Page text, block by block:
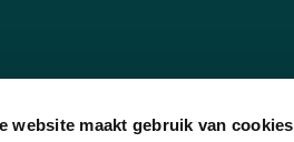
website maakt gebruik van cookies